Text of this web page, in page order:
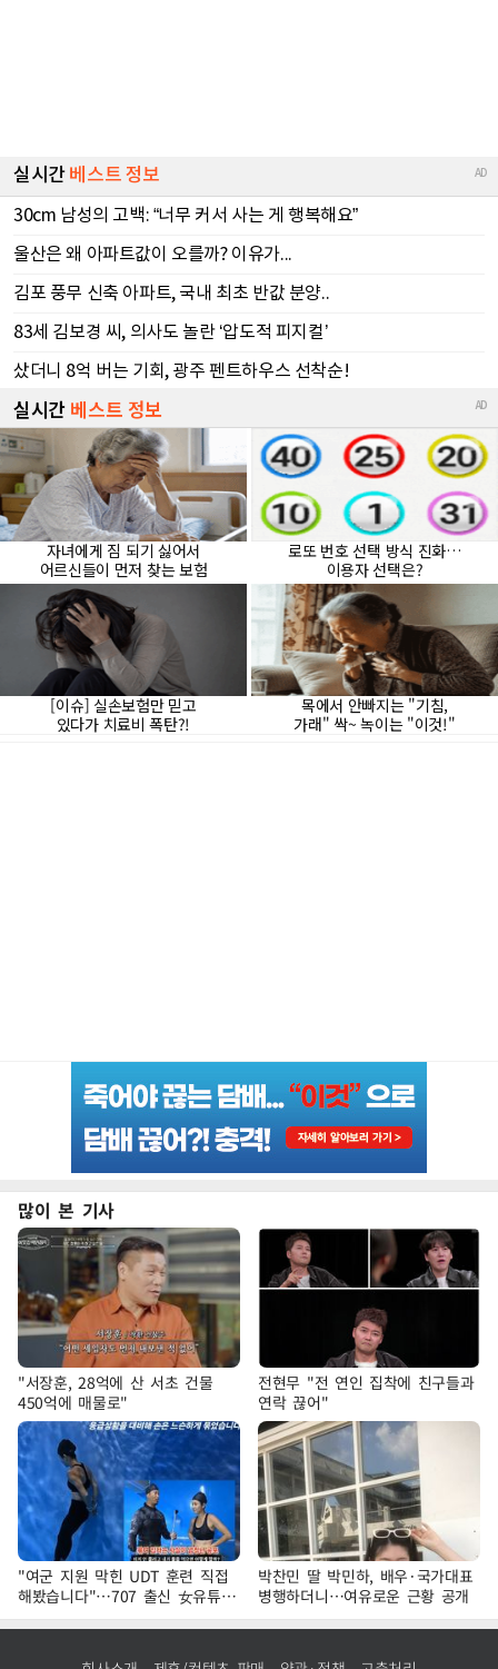
많이 본 기사
"서장훈, 28억에 산 서초 건물
450억에 매물로"
전현무 "전 연인 집착에 친구들과
연락 끊어"
"여군 지원 막힌 UDT 훈련 직접
해봤습니다"…707 출신 女유튜버
'완벽 소화'
박찬민 딸 박민하, 배우·국가대표
병행하더니…여유로운 근황 공개